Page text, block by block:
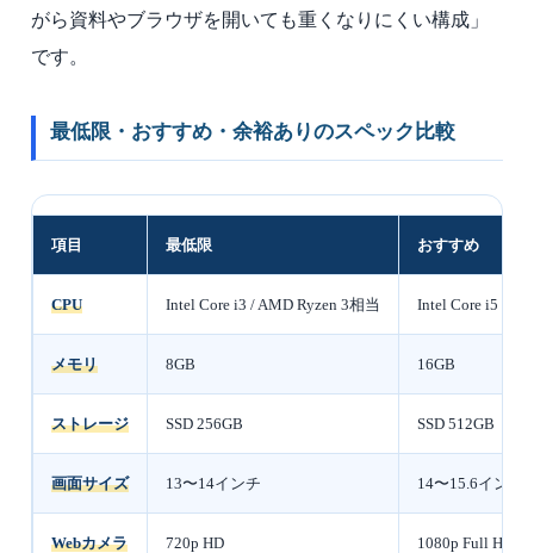
がら資料やブラウザを開いても重くなりにくい構成」
です。
最低限・おすすめ・余裕ありのスペック比較
項目 最低限 おすすめ
CPU Intel Core i3 / AMD Ryzen 3相当 Intel Core i5 /
メモリ 8GB 16GB
ストレージ SSD 256GB SSD 512GB
画面サイズ 13〜14インチ 14〜15.6インチ
Webカメラ 720p HD 1080p Full HD